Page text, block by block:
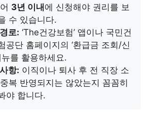
3년 이내에 신청해야 권리를 보
수 있습니다.
로: ‘The건강보험’ 앱이나 국민건
공단 홈페이지의 ‘환급금 조회/신
뉴를 활용하세요.
항: 이직이나 퇴사 후 전 직장 소
복 반영되지는 않았는지 꼼꼼히
야 합니다.